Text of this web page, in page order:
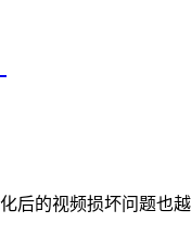
的视频损坏问题也